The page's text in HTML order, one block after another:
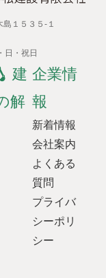
１５３５-１
日・祝日
建
解
企業情
報
新着情報
会社案内
よくある
質問
プライバ
シーポリ
シー